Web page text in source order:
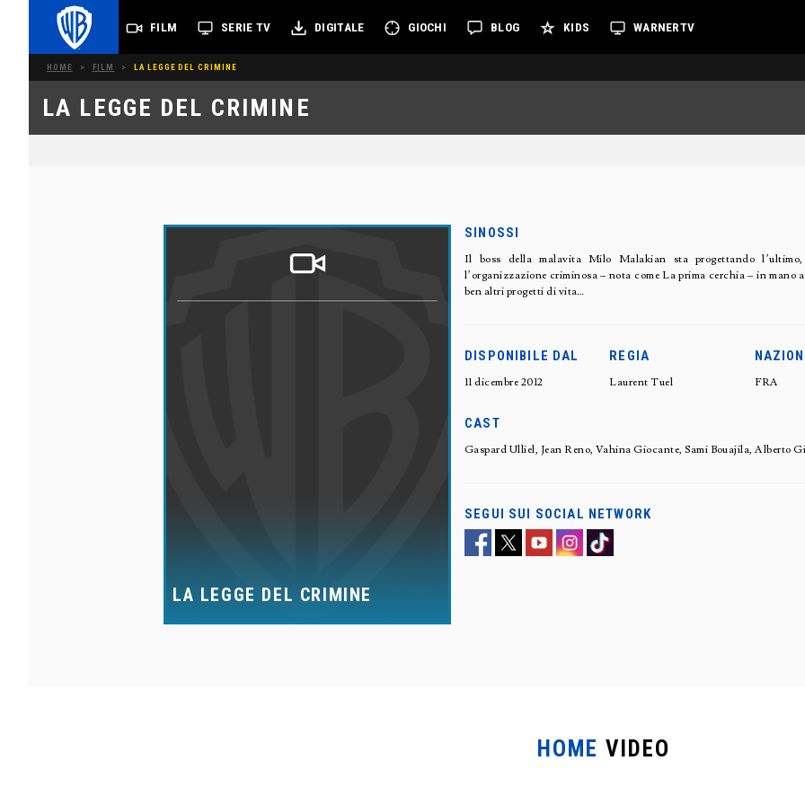
FILM SERIE TV DIGITALE GIOCHI BLOG KIDS WARNERTV
HOME > FILM > LA LEGGE DEL CRIMINE
LA LEGGE DEL CRIMINE
LA LEGGE DEL CRIMINE
SINOSSI
Il boss della malavita Milo Malakian sta progettando
l’organizzazione criminosa – nota come La prima cerchia – in mano
ben altri progetti di vita…
DISPONIBILE DAL
11 dicembre 2012
REGIA
Laurent Tuel FRA
CAST
Gaspard Ulliel, Jean Reno, Vahina Giocante, Sami Bouajila, Alberto
SEGUI SUI SOCIAL NETWORK
HOME VIDEO